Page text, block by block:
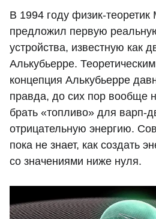
В 1994 году физик-
предложил первую
устройства, известную как
Алькубьерре.
концепция Алькубьерре
правда, до сих пор вообще
брать «топливо» для варп-
отрицательную энергию.
пока не знает, как создать
со значениями ниже нуля.